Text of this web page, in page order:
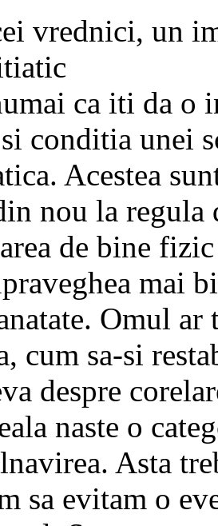
vrednici, un
ca iti da o
conditia unei
Acestea
nou la regula
de bine
mai
Omul
cum sa-si
despre
naste o
Asta
sa evitam o